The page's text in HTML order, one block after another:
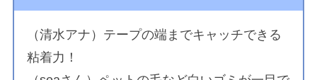
（清水アナ）テープの端までキャッチできる
粘着力！